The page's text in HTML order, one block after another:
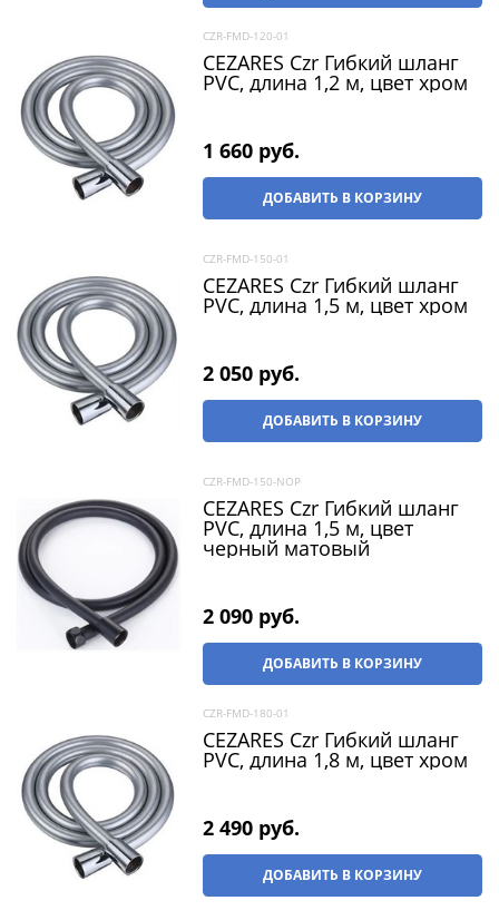
CZR-FMD-120-01
CEZARES Czr Гибкий шланг
PVC, длина 1,2 м, цвет хром
1 660 руб.
ДОБАВИТЬ В КОРЗИНУ
CZR-FMD-150-01
CEZARES Czr Гибкий шланг
PVC, длина 1,5 м, цвет хром
2 050 руб.
ДОБАВИТЬ В КОРЗИНУ
CZR-FMD-150-NOP
CEZARES Czr Гибкий шланг
PVC, длина 1,5 м, цвет
черный матовый
2 090 руб.
ДОБАВИТЬ В КОРЗИНУ
CZR-FMD-180-01
CEZARES Czr Гибкий шланг
PVC, длина 1,8 м, цвет хром
2 490 руб.
ДОБАВИТЬ В КОРЗИНУ